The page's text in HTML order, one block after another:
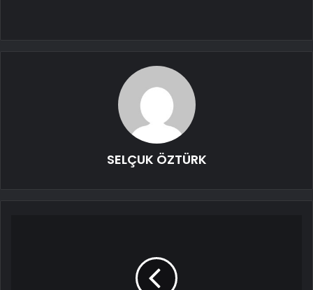
SELÇUK ÖZTÜRK